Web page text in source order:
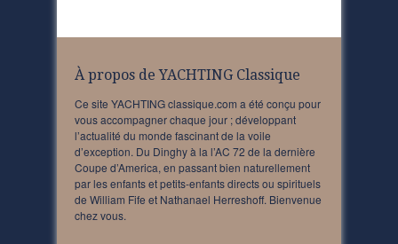
À propos de YACHTING Classique
Ce site YACHTING classique.com a été conçu pour
vous accompagner chaque jour ; développant
l’actualité du monde fascinant de la voile
d’exception. Du Dinghy à la l’AC 72 de la dernière
Coupe d’America, en passant bien naturellement
par les enfants et petits-enfants directs ou spirituels
de William Fife et Nathanael Herreshoff. Bienvenue
chez vous.